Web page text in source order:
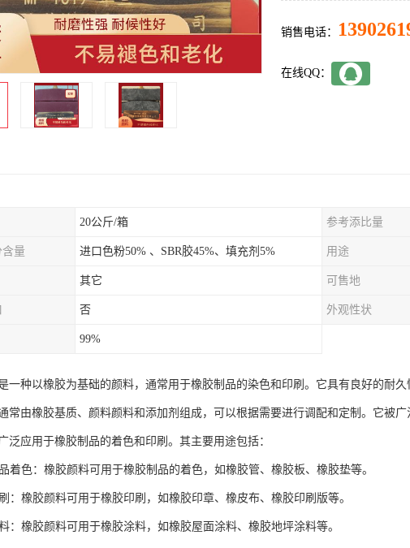
销售电话：
在线QQ：
20公斤/箱 参考添比量
量 进口色粉50% 、SBR胶45%、填充剂5% 用途
其它 可售地
否 外观性状
99%
一种以橡胶为基础的颜料，通常用于橡胶制品的染色和印刷。它具有良好的耐
常由橡胶基质、颜料颜料和添加剂组成，可以根据需要进行调配和定制。它被
泛应用于橡胶制品的着色和印刷。其主要用途包括：
着色：橡胶颜料可用于橡胶制品的着色，如橡胶管、橡胶板、橡胶垫等。
：橡胶颜料可用于橡胶印刷，如橡胶印章、橡皮布、橡胶印刷版等。
：橡胶颜料可用于橡胶涂料，如橡胶屋面涂料、橡胶地坪涂料等。